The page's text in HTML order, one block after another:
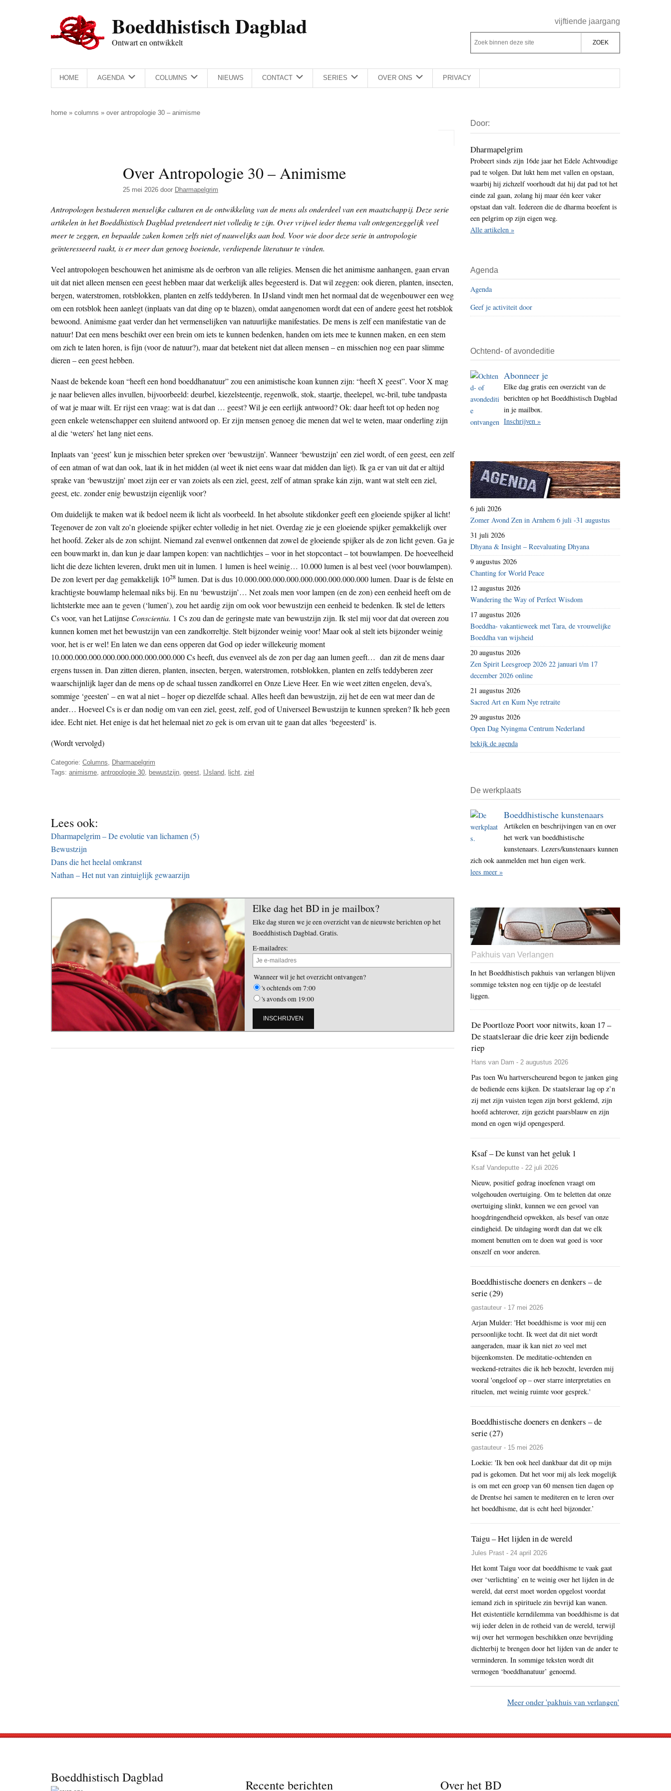
Boeddhistisch Dagblad
Ontwart en ontwikkelt
Rechts
vijftiende jaargang
Z
o
e
k
d
e
z
e
s
i
t
e
Z
o
k
b
n
n
e
z
e
s
i
HOME AGENDA COLUMNS NIEUWS CONTACT SERIES OVER ONS PRIVACY
home » columns » over antropologie 30 – animisme
Over Antropologie 30 – Animisme
25 mei 2026 door Dharmapelgrim
Antropologen bestuderen menselijke culturen en de ontwikkeling van de mens als onderdeel van een maatschappij. Deze serie
artikelen in het Boeddhistisch Dagblad pretendeert niet volledig te zijn. Over vrijwel ieder thema valt ontegenzeggelijk veel
meer te zeggen, en bepaalde zaken komen zelfs niet of nauwelijks aan bod. Voor wie door deze serie in antropologie
geïnteresseerd raakt, is er meer dan genoeg boeiende, verdiepende literatuur te vinden.
Veel antropologen beschouwen het animisme als de oerbron van alle religies. Mensen die het animisme aanhangen, gaan ervan
uit dat niet alleen mensen een geest hebben maar dat werkelijk alles begeesterd is. Dat wil zeggen: ook dieren, planten, insecten,
bergen, waterstromen, rotsblokken, planten en zelfs teddyberen. In IJsland vindt men het normaal dat de wegenbouwer een weg
om een rotsblok heen aanlegt (inplaats van dat ding op te blazen), omdat aangenomen wordt dat een of andere geest het rotsblok
bewoond. Animisme gaat verder dan het vermenselijken van natuurlijke manifestaties. De mens is zelf een manifestatie van de
natuur! Dat een mens beschikt over een brein om iets te kunnen bedenken, handen om iets mee te kunnen maken, en een stem
om zich te laten horen, is fijn (voor de natuur?), maar dat betekent niet dat alleen mensen – en misschien nog een paar slimme
dieren – een geest hebben.
Naast de bekende koan “heeft een hond boeddhanatuur” zou een animistische koan kunnen zijn: “heeft X geest”. Voor X mag
je naar believen alles invullen, bijvoorbeeld: deurbel, kiezelsteentje, regenwolk, stok, staartje, theelepel, wc-bril, tube tandpasta
of wat je maar wilt. Er rijst een vraag: wat is dat dan … geest? Wil je een eerlijk antwoord? Ok: daar heeft tot op heden nog
geen enkele wetenschapper een sluitend antwoord op. Er zijn mensen genoeg die menen dat wel te weten, maar onderling zijn
al die ‘weters’ het lang niet eens.
Inplaats van ‘geest’ kun je misschien beter spreken over ‘bewustzijn’. Wanneer ‘bewustzijn’ een ziel wordt, of een geest, een zelf
of een atman of wat dan ook, laat ik in het midden (al weet ik niet eens waar dat midden dan ligt). Ik ga er van uit dat er altijd
sprake van ‘bewustzijn’ moet zijn eer er van zoiets als een ziel, geest, zelf of atman sprake kán zijn, want wat stelt een ziel,
geest, etc. zonder enig bewustzijn eigenlijk voor?
Om duidelijk te maken wat ik bedoel neem ik licht als voorbeeld. In het absolute stikdonker geeft een gloeiende spijker al licht!
Tegenover de zon valt zo’n gloeiende spijker echter volledig in het niet. Overdag zie je een gloeiende spijker gemakkelijk over
het hoofd. Zeker als de zon schijnt. Niemand zal evenwel ontkennen dat zowel de gloeiende spijker als de zon licht geven. Ga je
een bouwmarkt in, dan kun je daar lampen kopen: van nachtlichtjes – voor in het stopcontact – tot bouwlampen. De hoeveelheid
licht die deze lichten leveren, drukt men uit in lumen. 1 lumen is heel weinig… 10.000 lumen is al best veel (voor bouwlampen).
De zon levert per dag gemakkelijk 1028 lumen. Dat is dus 10.000.000.000.000.000.000.000.000.000 lumen. Daar is de felste en
krachtigste bouwlamp helemaal niks bij. En nu ‘bewustzijn’… Net zoals men voor lampen (en de zon) een eenheid heeft om de
lichtsterkte mee aan te geven (‘lumen’), zou het aardig zijn om ook voor bewustzijn een eenheid te bedenken. Ik stel de letters
Cs voor, van het Latijnse Conscientia. 1 Cs zou dan de geringste mate van bewustzijn zijn. Ik stel mij voor dat dat overeen zou
kunnen komen met het bewustzijn van een zandkorreltje. Stelt bijzonder weinig voor! Maar ook al stelt iets bijzonder weinig
voor, het is er wel! En laten we dan eens opperen dat God op ieder willekeurig moment
10.000.000.000.000.000.000.000.000.000 Cs heeft, dus evenveel als de zon per dag aan lumen geeft… dan zit de mens daar
ergens tussen in. Dan zitten dieren, planten, insecten, bergen, waterstromen, rotsblokken, planten en zelfs teddyberen zeer
waarschijnlijk lager dan de mens op de schaal tussen zandkorrel en Onze Lieve Heer. En wie weet zitten engelen, deva’s,
sommige ‘geesten’ – en wat al niet – hoger op diezelfde schaal. Alles heeft dan bewustzijn, zij het de een wat meer dan de
ander… Hoeveel Cs is er dan nodig om van een ziel, geest, zelf, god of Universeel Bewustzijn te kunnen spreken? Ik heb geen
idee. Echt niet. Het enige is dat het helemaal niet zo gek is om ervan uit te gaan dat alles ‘begeesterd’ is.
(Wordt vervolgd)
Categorie: Columns, Dharmapelgrim
Tags: animisme, antropologie 30, bewustzijn, geest, IJsland, licht, ziel
Lees ook:
Dharmapelgrim – De evolutie van lichamen (5)
Bewustzijn
Dans die het heelal omkranst
Nathan – Het nut van zintuiglijk gewaarzijn
Elke dag het BD in je mailbox?
Elke dag sturen we je een overzicht van de nieuwste berichten op het
Boeddhistisch Dagblad. Gratis.
E-mailadres:
Wanneer wil je het overzicht ontvangen?
's ochtends om 7:00
's avonds om 19:00
Sidebar
Door:
Dharmapelgrim
Probeert sinds zijn 16de jaar het Edele Achtvoudige
pad te volgen. Dat lukt hem met vallen en opstaan,
waarbij hij zichzelf voorhoudt dat hij dat pad tot het
einde zal gaan, zolang hij maar één keer vaker
opstaat dan valt. Iedereen die de dharma beoefent is
een pelgrim op zijn eigen weg.
Alle artikelen »
Agenda
Agenda
Geef je activiteit door
Ochtend- of avondeditie
Abonneer je
Elke dag gratis een overzicht van de
berichten op het Boeddhistisch Dagblad
in je mailbox.
Inschrijven »
6 juli 2026
Zomer Avond Zen in Arnhem 6 juli -31 augustus
31 juli 2026
Dhyana & Insight – Reevaluating Dhyana
9 augustus 2026
Chanting for World Peace
12 augustus 2026
Wandering the Way of Perfect Wisdom
17 augustus 2026
Boeddha- vakantieweek met Tara, de vrouwelijke
Boeddha van wijsheid
20 augustus 2026
Zen Spirit Leesgroep 2026 22 januari t/m 17
december 2026 online
21 augustus 2026
Sacred Art en Kum Nye retraite
29 augustus 2026
Open Dag Nyingma Centrum Nederland
bekijk de agenda
De werkplaats
Boeddhistische kunstenaars
Artikelen en beschrijvingen van en over
het werk van boeddhistische
kunstenaars. Lezers/kunstenaars kunnen
zich ook aanmelden met hun eigen werk.
lees meer »
Pakhuis van Verlangen
In het Boeddhistisch pakhuis van verlangen blijven
sommige teksten nog een tijdje op de leestafel
liggen.
De Poortloze Poort voor nitwits, koan 17 –
De staatsleraar die drie keer zijn bediende
riep
Hans van Dam - 2 augustus 2026
Pas toen Wu hartverscheurend begon te janken ging
de bediende eens kijken. De staatsleraar lag op z’n
zij met zijn vuisten tegen zijn borst geklemd, zijn
hoofd achterover, zijn gezicht paarsblauw en zijn
mond en ogen wijd opengesperd.
Ksaf – De kunst van het geluk 1
Ksaf Vandeputte - 22 juli 2026
Nieuw, positief gedrag inoefenen vraagt om
volgehouden overtuiging. Om te beletten dat onze
overtuiging slinkt, kunnen we een gevoel van
hoogdringendheid opwekken, als besef van onze
eindigheid. De uitdaging wordt dan dat we elk
moment benutten om te doen wat goed is voor
onszelf en voor anderen.
Boeddhistische doeners en denkers – de
serie (29)
gastauteur - 17 mei 2026
Arjan Mulder: 'Het boeddhisme is voor mij een
persoonlijke tocht. Ik weet dat dit niet wordt
aangeraden, maar ik kan niet zo veel met
bijeenkomsten. De meditatie-ochtenden en
weekend-retraites die ik heb bezocht, leverden mij
vooral 'ongeloof op – over starre interpretaties en
rituelen, met weinig ruimte voor gesprek.'
Boeddhistische doeners en denkers – de
serie (27)
gastauteur - 15 mei 2026
Loekie: 'Ik ben ook heel dankbaar dat dit op mijn
pad is gekomen. Dat het voor mij als leek mogelijk
is om met een groep van 60 mensen tien dagen op
de Drentse hei samen te mediteren en te leren over
het boeddhisme, dat is echt heel bijzonder.’
Taigu – Het lijden in de wereld
Jules Prast - 24 april 2026
Het komt Taigu voor dat boeddhisme te vaak gaat
over ‘verlichting’ en te weinig over het lijden in de
wereld, dat eerst moet worden opgelost voordat
iemand zich in spirituele zin bevrijd kan wanen.
Het existentiële kerndilemma van boeddhisme is dat
wij ieder delen in de rotheid van de wereld, terwijl
wij over het vermogen beschikken onze bevrijding
dichterbij te brengen door het lijden van de ander te
verminderen. In sommige teksten wordt dit
vermogen ‘boeddhanatuur’ genoemd.
Meer onder 'pakhuis van verlangen'
Boeddhistisch Dagblad Recente berichten Over het BD